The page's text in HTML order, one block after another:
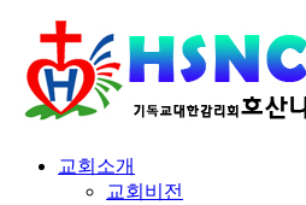
교회소개
교회비전